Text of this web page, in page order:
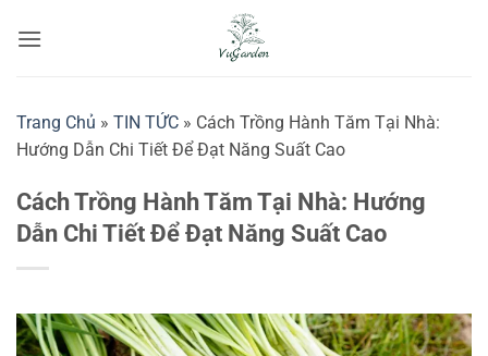
qua
Trang Chủ » TIN TỨC » Cách Trồng Hành Tăm Tại Nhà:
Hướng Dẫn Chi Tiết Để Đạt Năng Suất Cao
Cách Trồng Hành Tăm Tại Nhà: Hướng
Dẫn Chi Tiết Để Đạt Năng Suất Cao